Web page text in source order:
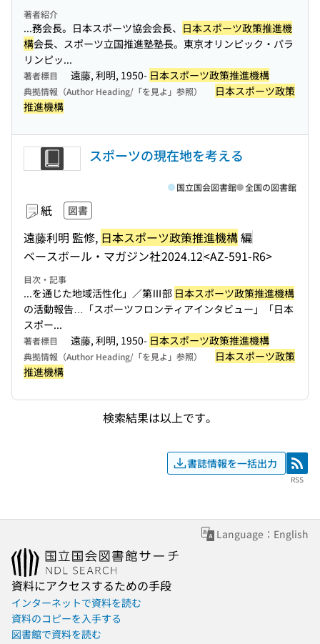
著者紹介
...務会長。日本スポーツ協会会長、 日本スポーツ政策推進機
構会長、スポーツ立国推進塾塾長。東京オリンピック・パラ
リンピッ...
著者標目 遠藤, 利明, 1950- 日本スポーツ政策推進機構
典拠情報（Author Heading/「を見よ」参照）
日本スポーツ政策
推進機構
スポーツの現在地を考える
紙 図書
遠藤利明 監修, 日本スポーツ政策推進機構編
ベースボール・マガジン社2024.12<AZ-591-R6>
国立国会図書館 全国の図書館
目次・記事
...を通じた地域活性化」／第Ⅲ部 日本スポーツ政策推進機構
の活動報告…「スポーツフロンティアインタビュー」「日本
スポー...
著者標目 遠藤, 利明, 1950- 日本スポーツ政策推進機構
典拠情報（Author Heading/「を見よ」参照）
日本スポーツ政策
推進機構
検索結果は以上です。
書誌情報を一括出力 RSS
RSS
Language：English
資料にアクセスするための手段
インターネットで資料を読む
資料のコピーを入手する
図書館で資料を読む